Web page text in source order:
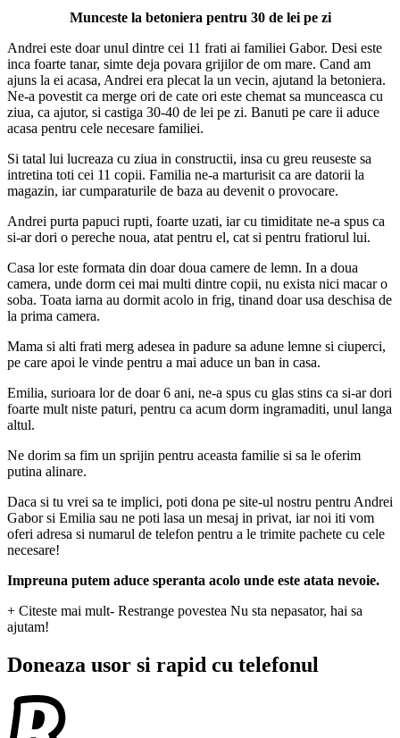
Munceste la betoniera pentru 30 de lei pe zi
Andrei este doar unul dintre cei 11 frati ai familiei Gabor. Desi este
inca foarte tanar, simte deja povara grijilor de om mare. Cand am
ajuns la ei acasa, Andrei era plecat la un vecin, ajutand la betoniera.
Ne-a povestit ca merge ori de cate ori este chemat sa munceasca cu
ziua, ca ajutor, si castiga 30-40 de lei pe zi. Banuti pe care ii aduce
acasa pentru cele necesare familiei.
Si tatal lui lucreaza cu ziua in constructii, insa cu greu reuseste sa
intretina toti cei 11 copii. Familia ne-a marturisit ca are datorii la
magazin, iar cumparaturile de baza au devenit o provocare.
Andrei purta papuci rupti, foarte uzati, iar cu timiditate ne-a spus ca
si-ar dori o pereche noua, atat pentru el, cat si pentru fratiorul lui.
Casa lor este formata din doar doua camere de lemn. In a doua
camera, unde dorm cei mai multi dintre copii, nu exista nici macar o
soba. Toata iarna au dormit acolo in frig, tinand doar usa deschisa de
la prima camera.
Mama si alti frati merg adesea in padure sa adune lemne si ciuperci,
pe care apoi le vinde pentru a mai aduce un ban in casa.
Emilia, surioara lor de doar 6 ani, ne-a spus cu glas stins ca si-ar dori
foarte mult niste paturi, pentru ca acum dorm ingramaditi, unul langa
altul.
Ne dorim sa fim un sprijin pentru aceasta familie si sa le oferim
putina alinare.
Daca si tu vrei sa te implici, poti dona pe site-ul nostru pentru Andrei
Gabor si Emilia sau ne poti lasa un mesaj in privat, iar noi iti vom
oferi adresa si numarul de telefon pentru a le trimite pachete cu cele
necesare!
Impreuna putem aduce speranta acolo unde este atata nevoie.
+ Citeste mai mult- Restrange povestea Nu sta nepasator, hai sa
ajutam!
Doneaza usor si rapid cu telefonul